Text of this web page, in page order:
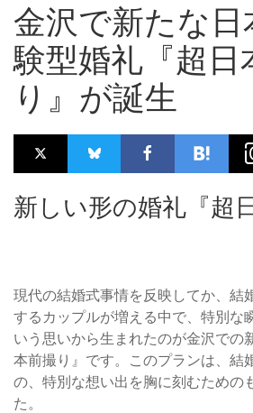
金沢で新たな日
験型婚礼『超日
り』が誕生
新しい形の婚礼『超
現代の結婚式事情を反映してか、結
するカップルが増える中で、特別な
いう思いから生まれたのが金沢での
本前撮り』です。このプランは、結
の、特別な想い出を胸に刻むための
た。